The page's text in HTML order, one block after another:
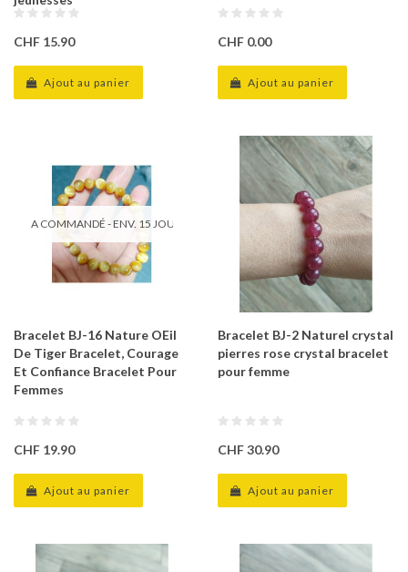
CHF 15.90
Ajout au panier
CHF 0.00
Ajout au panier
A COMMANDÉ - ENV. 15 JOURS
Bracelet BJ-16 Nature OEil
De Tiger Bracelet, Courage
Et Confiance Bracelet Pour
Femmes
CHF 19.90
Ajout au panier
Bracelet BJ-2 Naturel crystal
pierres rose crystal bracelet
pour femme
CHF 30.90
Ajout au panier